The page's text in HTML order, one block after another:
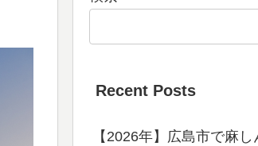
Recent Posts
【2026年】広島市で麻